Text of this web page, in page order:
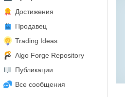
Достижения
Продавец
Trading Ideas
Algo Forge Repository
Публикации
Все сообщения